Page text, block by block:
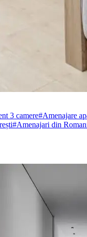
3 camere#Amenajare
#Amenajari din